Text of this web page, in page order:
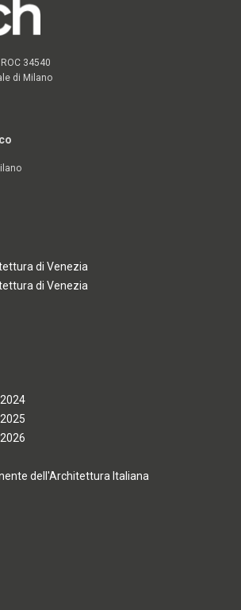
34540
di Milano
di Venezia
di Venezia
dell'Architettura Italiana